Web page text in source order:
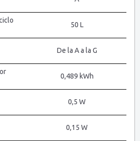
50 L
De la A a la G
0,489 kWh
0,5 W
0,15 W